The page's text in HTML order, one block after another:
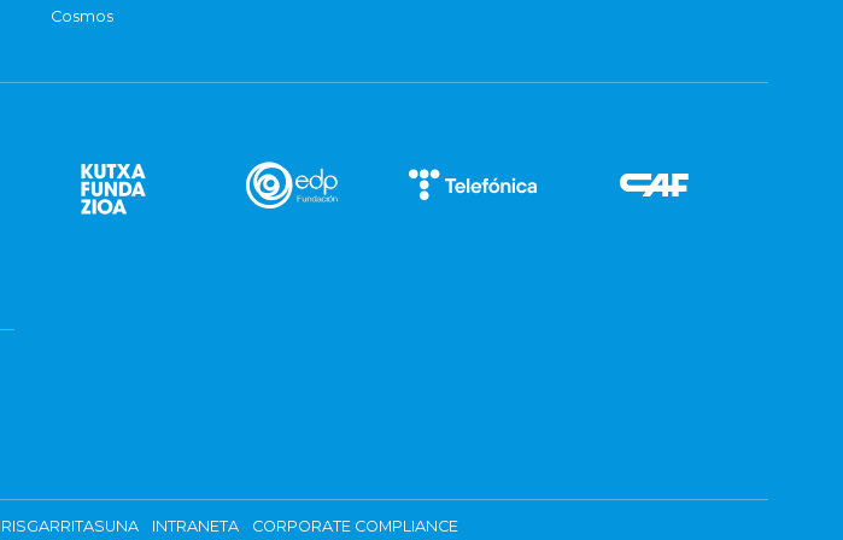
Cosmos
IRISGARRITASUNA INTRANETA CORPORATE COMPLIANCE